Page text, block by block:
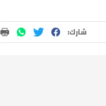
شارك: